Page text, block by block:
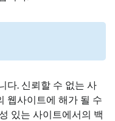
다. 신뢰할 수 없는 사
웹사이트에 해가 될 수
있는 사이트에서의 백